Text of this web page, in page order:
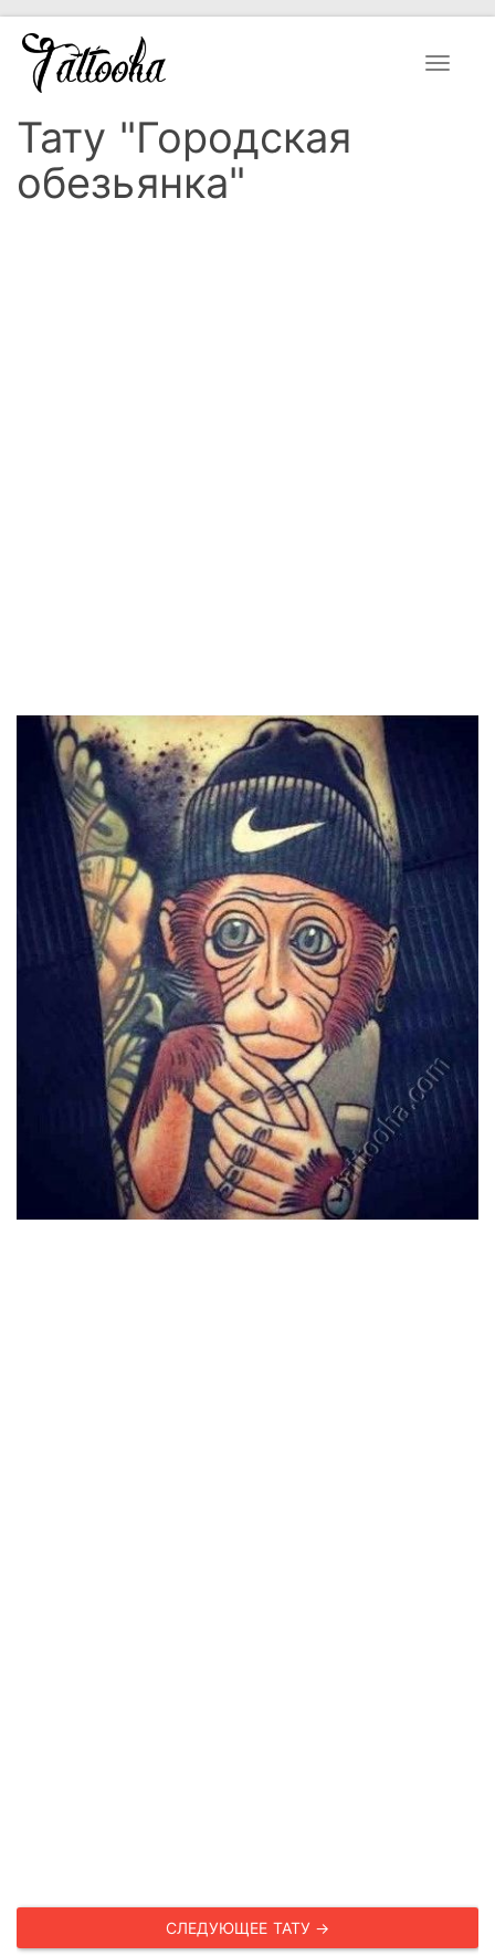
Toggle
Тату "Городская
обезьянка"
СЛЕДУЮЩЕЕ ТАТУ →